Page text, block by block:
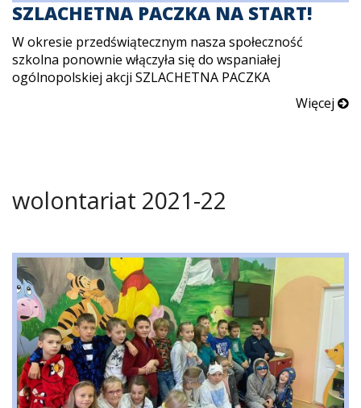
SZLACHETNA PACZKA NA START!
W okresie przedświątecznym nasza społeczność
szkolna ponownie włączyła się do wspaniałej
ogólnopolskiej akcji SZLACHETNA PACZKA
Więcej
wolontariat 2021-22